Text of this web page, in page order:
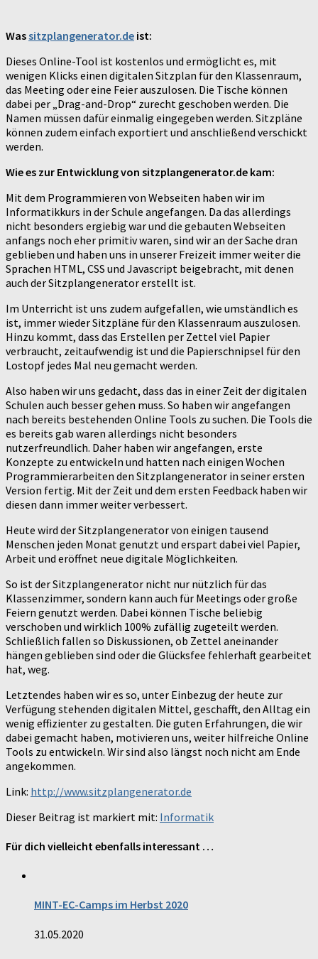
Wassitzplangenerator.de ist:
Dieses Online-Tool ist kostenlos und ermöglicht es, mit
wenigen Klicks einen digitalen Sitzplan für den Klassenraum,
das Meeting oder eine Feier auszulosen. Die Tische können
dabei per „Drag-and-Drop“ zurecht geschoben werden. Die
Namen müssen dafür einmalig eingegeben werden. Sitzpläne
können zudem einfach exportiert und anschließend verschickt
werden.
Wie es zur Entwicklung von sitzplangenerator.de kam:
Mit dem Programmieren von Webseiten haben wir im
Informatikkurs in der Schule angefangen. Da das allerdings
nicht besonders ergiebig war und die gebauten Webseiten
anfangs noch eher primitiv waren, sind wir an der Sache dran
geblieben und haben uns in unserer Freizeit immer weiter die
Sprachen HTML, CSS und Javascript beigebracht, mit denen
auch der Sitzplangenerator erstellt ist.
Im Unterricht ist uns zudem aufgefallen, wie umständlich es
ist, immer wieder Sitzpläne für den Klassenraum auszulosen.
Hinzu kommt, dass das Erstellen per Zettel viel Papier
verbraucht, zeitaufwendig ist und die Papierschnipsel für den
Lostopf jedes Mal neu gemacht werden.
Also haben wir uns gedacht, dass das in einer Zeit der digitalen
Schulen auch besser gehen muss. So haben wir angefangen
nach bereits bestehenden Online Tools zu suchen. Die Tools die
es bereits gab waren allerdings nicht besonders
nutzerfreundlich. Daher haben wir angefangen, erste
Konzepte zu entwickeln und hatten nach einigen Wochen
Programmierarbeiten den Sitzplangenerator in seiner ersten
Version fertig. Mit der Zeit und dem ersten Feedback haben wir
diesen dann immer weiter verbessert.
Heute wird der Sitzplangenerator von einigen tausend
Menschen jeden Monat genutzt und erspart dabei viel Papier,
Arbeit und eröffnet neue digitale Möglichkeiten.
So ist der Sitzplangenerator nicht nur nützlich für das
Klassenzimmer, sondern kann auch für Meetings oder große
Feiern genutzt werden. Dabei können Tische beliebig
verschoben und wirklich 100% zufällig zugeteilt werden.
Schließlich fallen so Diskussionen, ob Zettel aneinander
hängen geblieben sind oder die Glücksfee fehlerhaft gearbeitet
hat, weg.
Letztendes haben wir es so, unter Einbezug der heute zur
Verfügung stehenden digitalen Mittel, geschafft, den Alltag ein
wenig effizienter zu gestalten. Die guten Erfahrungen, die wir
dabei gemacht haben, motivieren uns, weiter hilfreiche Online
Tools zu entwickeln. Wir sind also längst noch nicht am Ende
angekommen.
Link: http://www.sitzplangenerator.de
Dieser Beitrag ist markiert mit: Informatik
Für dich vielleicht ebenfalls interessant …
MINT-EC-Camps im Herbst 2020
31.05.2020